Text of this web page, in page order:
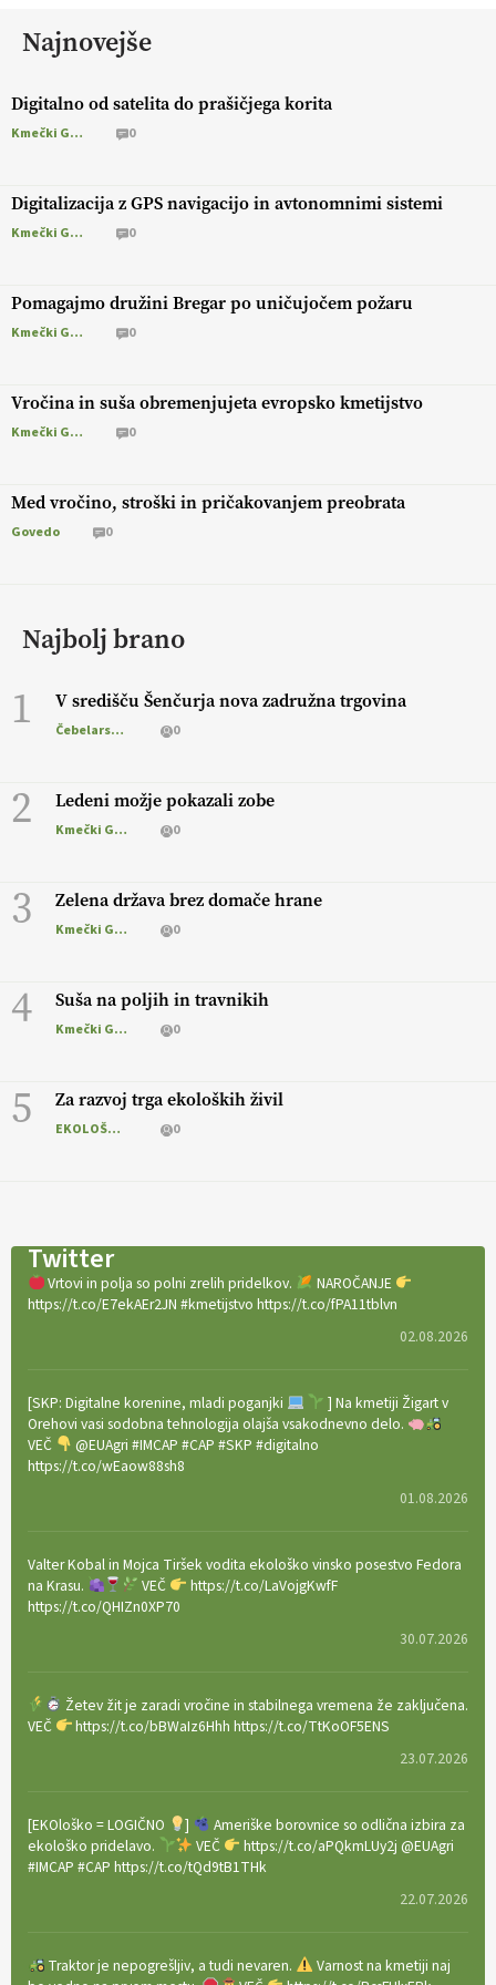
Najnovejše
Digitalno od satelita do prašičjega korita
Kmečki Glas 0
Digitalizacija z GPS navigacijo in avtonomnimi sistemi
Kmečki Glas 0
Pomagajmo družini Bregar po uničujočem požaru
Kmečki Glas 0
Vročina in suša obremenjujeta evropsko kmetijstvo
Kmečki Glas 0
Med vročino, stroški in pričakovanjem preobrata
Govedo 0
Najbolj brano
1 V središču Šenčurja nova zadružna trgovina
Čebelarstvo 0
2 Ledeni možje pokazali zobe
Kmečki Glas 0
3 Zelena država brez domače hrane
Kmečki Glas 0
4 Suša na poljih in travnikih
Kmečki Glas 0
5 Za razvoj trga ekoloških živil
EKOLOŠKO LOGIČNO 0
Twitter
Vrtovi in polja so polni zrelih pridelkov.
NAROČANJE
https://t.co/E7ekAEr2JN #kmetijstvo https://t.co/fPA11tblvn
02.08.2026
[SKP: Digitalne korenine, mladi poganjki
] Na kmetiji Žigart v
Orehovi vasi sodobna tehnologija olajša vsakodnevno delo.
VEČ
@EUAgri #IMCAP #CAP #SKP #digitalno
https://t.co/wEaow88sh8
01.08.2026
Valter Kobal in Mojca Tiršek vodita ekološko vinsko posestvo Fedora
na Krasu.
VEČ
https://t.co/LaVojgKwfF
https://t.co/QHIZn0XP70
30.07.2026
Žetev žit je zaradi vročine in stabilnega vremena že zaključena.
VEČ
https://t.co/bBWaIz6Hhh https://t.co/TtKoOF5ENS
23.07.2026
[EKOloško = LOGIČNO ]
Ameriške borovnice so odlična izbira za
ekološko pridelavo.
VEČ
https://t.co/aPQkmLUy2j @EUAgri
#IMCAP #CAP https://t.co/tQd9tB1THk
22.07.2026
Traktor je nepogrešljiv, a tudi nevaren.
Varnost na kmetiji naj